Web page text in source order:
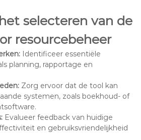
selecteren van de
resourcebeheer
Identificeer essentiële
planning, rapportage en
Zorg ervoor dat de tool kan
systemen, zoals boekhoud- of
Evalueer feedback van huidige
en gebruiksvriendelijkheid